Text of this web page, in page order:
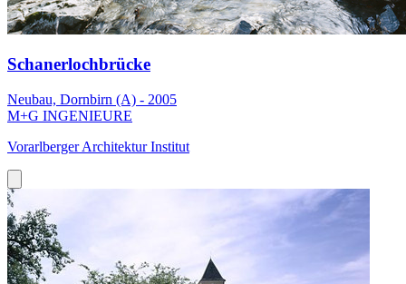
Schanerlochbrücke
Neubau, Dornbirn (A) - 2005
M+G INGENIEURE
Vorarlberger Architektur Institut